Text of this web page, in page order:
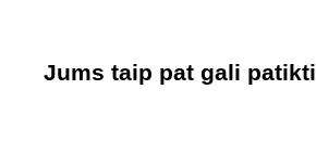
Jums taip pat gali patikti